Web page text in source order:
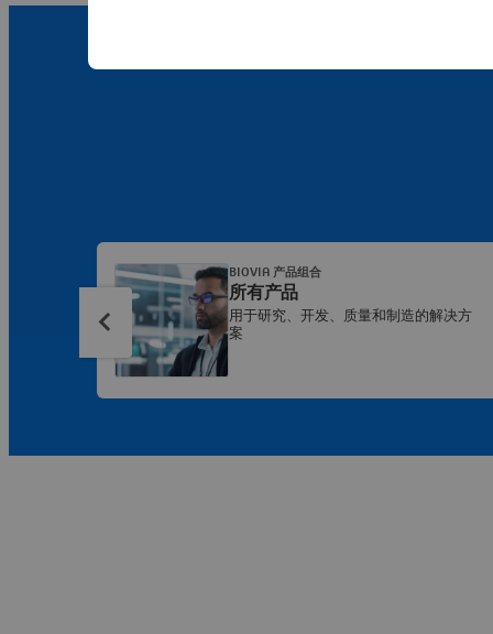
所有产品
用于研究、开发、质量和制造的解决方
案
BIOVIA 产品组合